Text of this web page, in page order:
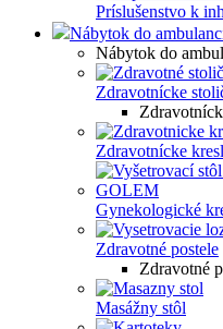
Príslušenstvo k
Nábytok do
Nábytok do
Zdravotnícke
Zdravotnícke
Gynekologické
Zdravotné postele
Zdravotné
Masážny stôl